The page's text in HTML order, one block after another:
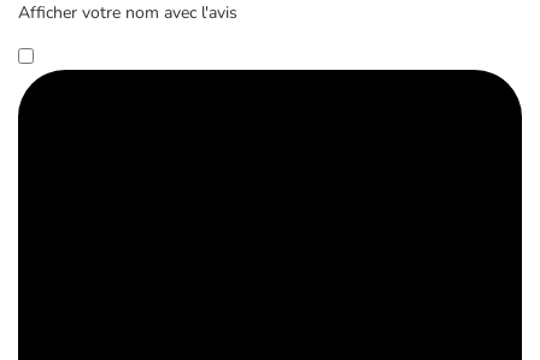
Afficher votre nom avec l'avis